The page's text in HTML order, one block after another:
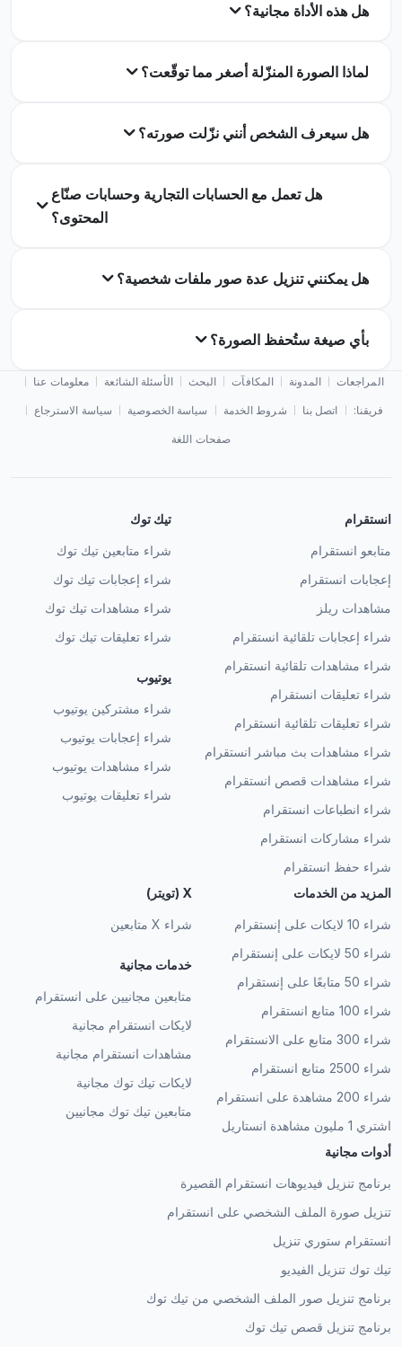
هل هذه الأداة مجانية؟
لماذا الصورة المنزّلة أصغر مما توقّعت؟
هل سيعرف الشخص أنني نزّلت صورته؟
هل تعمل مع الحسابات التجارية وحسابات صنّاع
المحتوى؟
هل يمكنني تنزيل عدة صور ملفات شخصية؟
بأي صيغة ستُحفظ الصورة؟
المراجعات المدونة المكافآت البحث الأسئلة الشائعة معلومات عنا
فريقنا: اتصل بنا شروط الخدمة سياسة الخصوصية سياسة الاسترجاع
صفحات اللغة
انستقرام
متابعو انستقرام
إعجابات انستقرام
مشاهدات ريلز
شراء إعجابات تلقائية انستقرام
شراء مشاهدات تلقائية انستقرام
شراء تعليقات انستقرام
شراء تعليقات تلقائية انستقرام
شراء مشاهدات بث مباشر انستقرام
شراء مشاهدات قصص انستقرام
شراء انطباعات انستقرام
شراء مشاركات انستقرام
شراء حفظ انستقرام
تيك توك
شراء متابعين تيك توك
شراء إعجابات تيك توك
شراء مشاهدات تيك توك
شراء تعليقات تيك توك
يوتيوب
شراء مشتركين يوتيوب
شراء إعجابات يوتيوب
شراء مشاهدات يوتيوب
شراء تعليقات يوتيوب
المزيد من الخدمات
شراء 10 لايكات على إنستقرام
شراء 50 لايكات على إنستقرام
شراء 50 متابعًا على إنستقرام
شراء 100 متابع انستقرام
شراء 300 متابع على الانستقرام
شراء 2500 متابع انستقرام
شراء 200 مشاهدة على انستقرام
اشتري 1 مليون مشاهدة انستاريل
X (تويتر)
شراء X متابعين
خدمات مجانية
متابعين مجانيين على انستقرام
لايكات انستقرام مجانية
مشاهدات انستقرام مجانية
لايكات تيك توك مجانية
متابعين تيك توك مجانيين
أدوات مجانية
برنامج تنزيل فيديوهات انستقرام القصيرة
تنزيل صورة الملف الشخصي على انستقرام
انستقرام ستوري تنزيل
تيك توك تنزيل الفيديو
برنامج تنزيل صور الملف الشخصي من تيك توك
برنامج تنزيل قصص تيك توك